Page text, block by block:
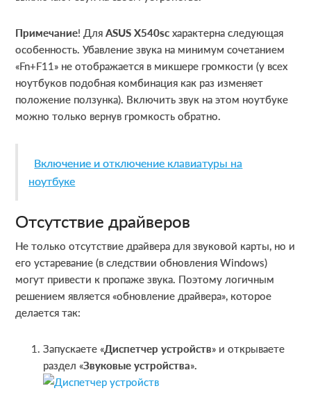
Примечание! ДляASUSX540scхарактерна следующая
особенность. Убавление звука на минимум сочетанием
«Fn+F11» не отображается в микшере громкости (у всех
ноутбуков подобная комбинация как раз изменяет
положение ползунка). Включить звук на этом ноутбуке
можно только вернув громкость обратно.
Включение и отключение клавиатуры на
ноутбуке
Отсутствие драйверов
Не только отсутствие драйвера для звуковой карты, но и
его устаревание (в следствии обновления Windows)
могут привести к пропаже звука. Поэтому логичным
решением является «обновление драйвера», которое
делается так:
Запускаете «Диспетчер устройств» и открываете
раздел «Звуковые устройства».